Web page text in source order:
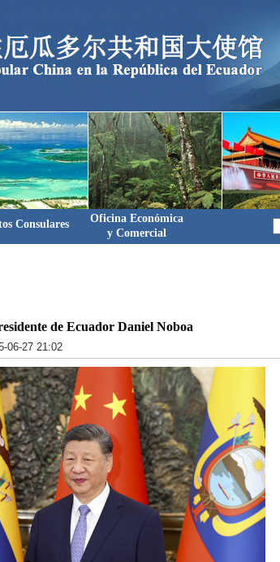
Consulares
Oficina Económica
y Comercial
de Ecuador Daniel Noboa
06-27 21:02